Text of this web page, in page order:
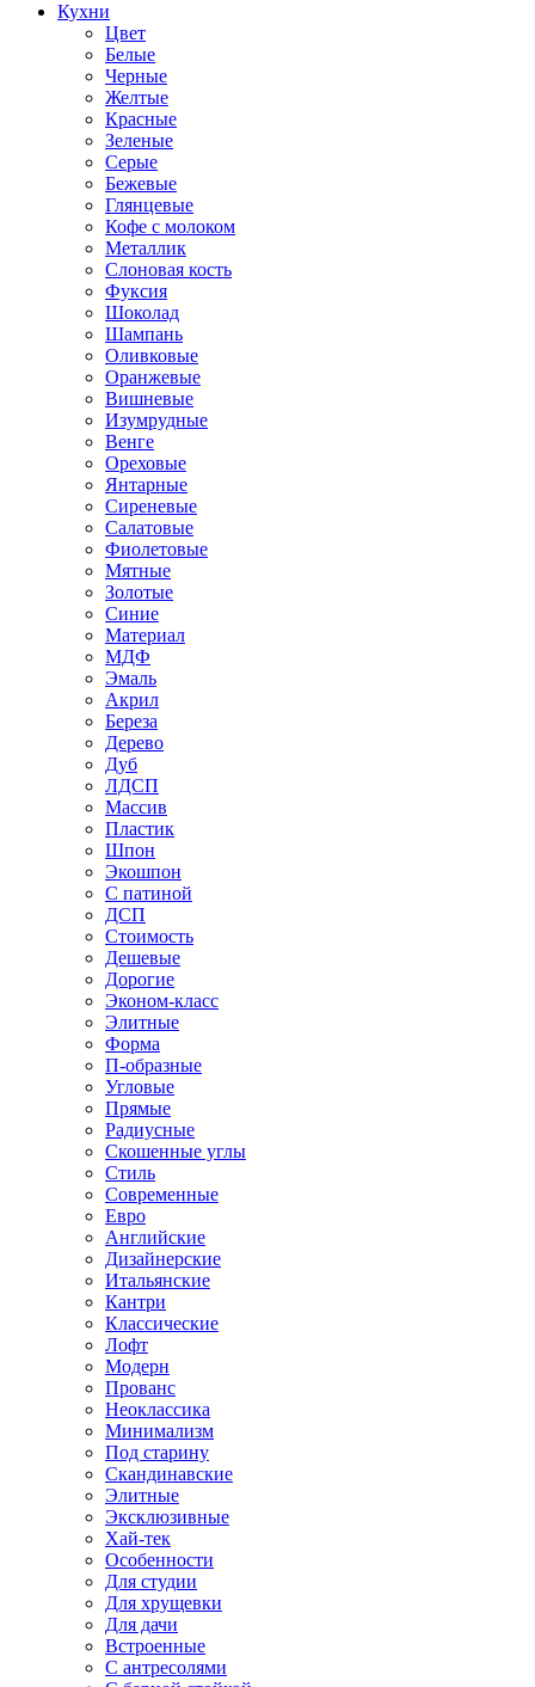
Кухни
Цвет
Белые
Черные
Желтые
Красные
Зеленые
Серые
Бежевые
Глянцевые
Кофе с молоком
Металлик
Слоновая кость
Фуксия
Шоколад
Шампань
Оливковые
Оранжевые
Вишневые
Изумрудные
Венге
Ореховые
Янтарные
Сиреневые
Салатовые
Фиолетовые
Мятные
Золотые
Синие
Материал
МДФ
Эмаль
Акрил
Береза
Дерево
Дуб
ЛДСП
Массив
Пластик
Шпон
Экошпон
С патиной
ДСП
Стоимость
Дешевые
Дорогие
Эконом-класс
Элитные
Форма
П-образные
Угловые
Прямые
Радиусные
Скошенные углы
Стиль
Современные
Евро
Английские
Дизайнерские
Итальянские
Кантри
Классические
Лофт
Модерн
Прованс
Неоклассика
Минимализм
Под старину
Скандинавские
Элитные
Эксклюзивные
Хай-тек
Особенности
Для студии
Для хрущевки
Для дачи
Встроенные
С антресолями